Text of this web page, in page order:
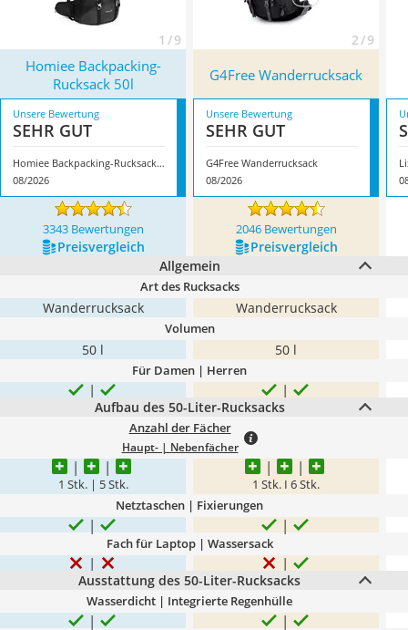
1 / 9 2 / 9
Homiee Backpacking-
Rucksack 50l
G4Free Wanderrucksack
Unsere Bewertung
SEHR GUT
Homiee Backpacking-Rucksack 50l
08/2026
Unsere Bewertung
SEHR GUT
G4Free Wanderrucksack
08/2026
3343 Bewertungen 2046 Bewertungen
Preis­vergleich
Preis­vergleich
Allgemein
Art des Rucksacks
Wanderrucksack Wanderrucksack
Volumen
50 l 50 l
Für Damen | Herren
Aufbau des 50-Liter-Rucksacks
Anzahl der Fächer
Haupt- | Nebenfächer
1 Stk. | 5 Stk. 1 Stk. I 6 Stk.
Netztaschen | Fixierungen
Fach für Laptop | Wassersack
Ausstattung des 50-Liter-Rucksacks
Wasserdicht | Integrierte Regenhülle